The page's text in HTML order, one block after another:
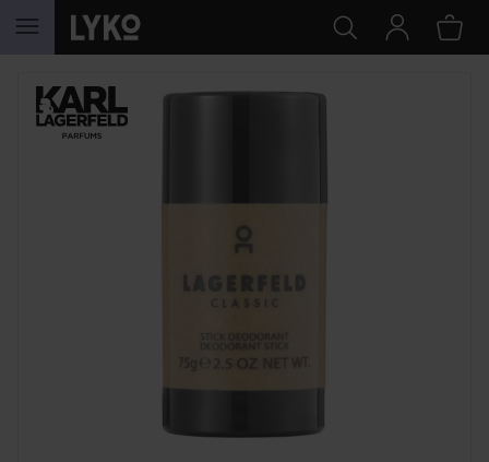
HOPPA TILL INNEHÅLLET